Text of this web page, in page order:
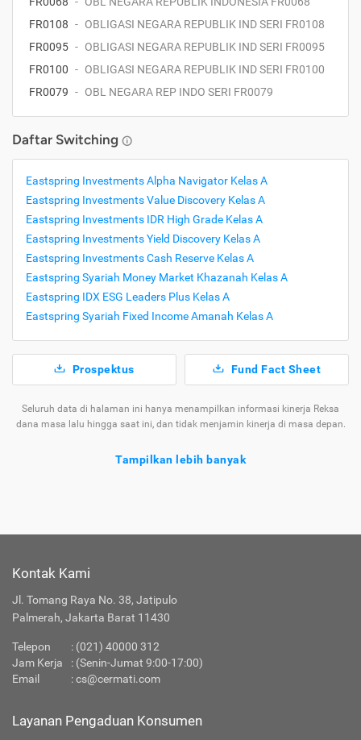
FR0108 - OBLIGASI NEGARA REPUBLIK IND SERI FR0108
FR0095 - OBLIGASI NEGARA REPUBLIK IND SERI FR0095
FR0100 - OBLIGASI NEGARA REPUBLIK IND SERI FR0100
FR0079 - OBL NEGARA REP INDO SERI FR0079
Daftar Switching
Eastspring Investments Alpha Navigator Kelas A
Eastspring Investments Value Discovery Kelas A
Eastspring Investments IDR High Grade Kelas A
Eastspring Investments Yield Discovery Kelas A
Eastspring Investments Cash Reserve Kelas A
Eastspring Syariah Money Market Khazanah Kelas A
Eastspring IDX ESG Leaders Plus Kelas A
Eastspring Syariah Fixed Income Amanah Kelas A
Prospektus Fund Fact Sheet
Seluruh data di halaman ini hanya menampilkan informasi kinerja Reksa
dana masa lalu hingga saat ini, dan tidak menjamin kinerja di masa depan.
Tampilkan lebih banyak
Fund Kelas A
Jenis
Apakah Layanan Reksa Dana di Cermati Aman?
Produk Investasi Lainnya
Kontak Kami
Jl. Tomang Raya No. 38, Jatipulo
Palmerah, Jakarta Barat 11430
Telepon : (021) 40000 312
Jam Kerja
: (Senin-Jumat 9:00-17:00)
Email
:cs@cermati.com
Layanan Pengaduan Konsumen